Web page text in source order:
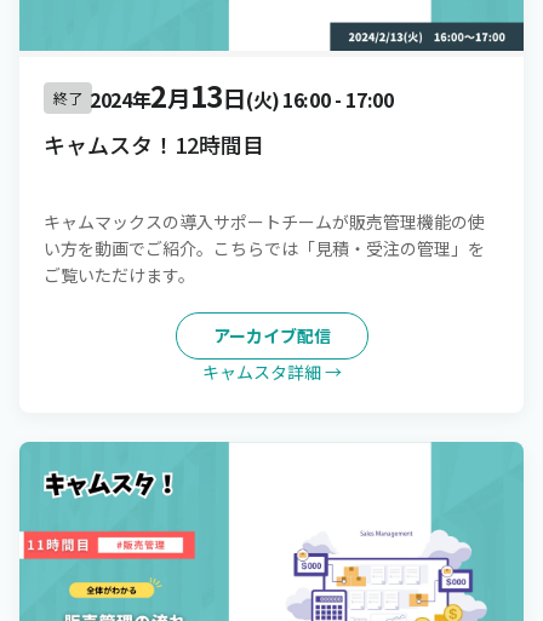
終了 2024年2月13日(火)16:00- 17:00
キャムスタ！12時間目
キャムマックスの導入サポートチームが販売管理機能の使
い方を動画でご紹介。こちらでは「見積・受注の管理」を
ご覧いただけます。
アーカイブ配信
キャムスタ詳細 →